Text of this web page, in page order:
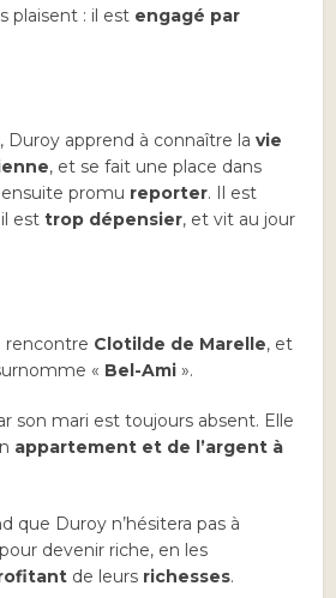
plaisent : il est engagé par
Duroy apprend à connaître lavie
, et se fait une place dans
promu reporter. Il est
est trop dépensier, et vit au jour
rencontre Clotilde de Marelle, et
« Bel-Ami ».
son mari est toujours absent. Elle
appartement et de l’argent à
que Duroy n’hésitera pas à
devenir riche, en les
de leurs richesses.